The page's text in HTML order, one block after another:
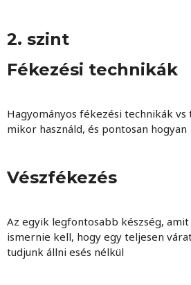
2. szint
Fékezési technikák
Hagyományos fékezési technikák
mikor használd, és pontosan hogyan
Vészfékezés
Az egyik legfontosabb készség,
ismernie kell, hogy egy teljesen
tudjunk állni esés nélkül